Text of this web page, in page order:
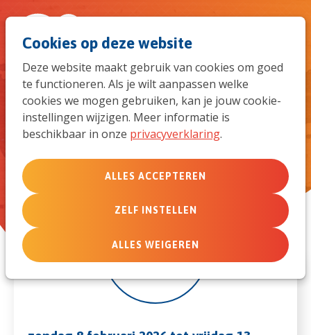
Cookies op deze website
Deze website maakt gebruik van cookies om goed
te functioneren. Als je wilt aanpassen welke
cookies we mogen gebruiken, kan je jouw cookie-
instellingen wijzigen. Meer informatie is
beschikbaar in onze privacyverklaring.
ALLES ACCEPTEREN
ZELF INSTELLEN
ALLES WEIGEREN
naar
de
Gezins Debriefing Week
8
feb